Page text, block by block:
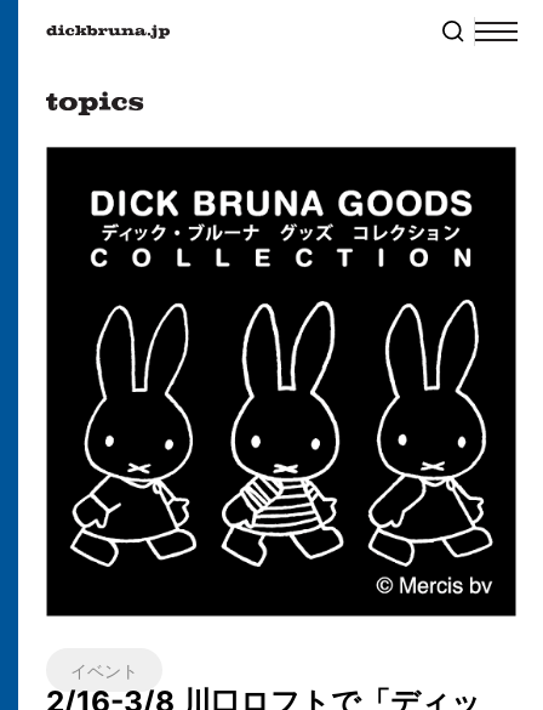
イベント
2/16-3/8 川口ロフトで「ディッ